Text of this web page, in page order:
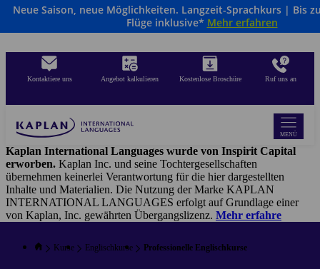
Direkt
Kontaktiere uns Angebot kalkulieren Kostenlose Broschüre Ruf uns an
MENÜ
Kaplan International Languages wurde von Inspirit Capital
erworben. Kaplan Inc. und seine Tochtergesellschaften
übernehmen keinerlei Verantwortung für die hier dargestellten
Inhalte und Materialien. Die Nutzung der Marke KAPLAN
INTERNATIONAL LANGUAGES erfolgt auf Grundlage einer
von Kaplan, Inc. gewährten Übergangslizenz. Mehr erfahre
Neue Saison, neue Möglichkeiten. Langzeit-Sprachkurs | Bis
Flüge inklusive* Mehr erfahren
Kurse Englischkurse Professionelle Englischkurse